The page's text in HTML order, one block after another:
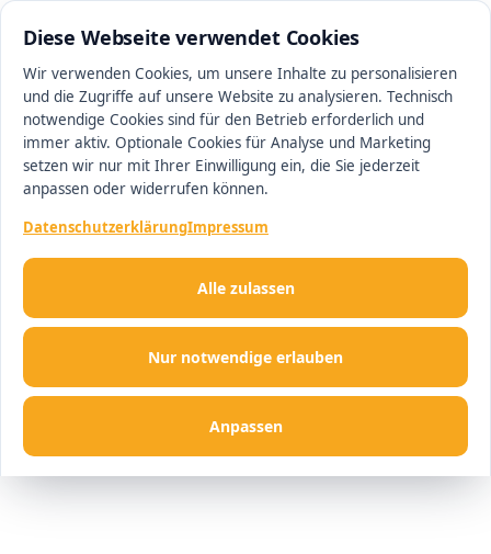
Diese Webseite verwendet Cookies
Wir verwenden Cookies, um unsere Inhalte zu personalisieren
und die Zugriffe auf unsere Website zu analysieren. Technisch
notwendige Cookies sind für den Betrieb erforderlich und
immer aktiv. Optionale Cookies für Analyse und Marketing
setzen wir nur mit Ihrer Einwilligung ein, die Sie jederzeit
anpassen oder widerrufen können.
DatenschutzerklärungImpressum
Nur notwendige erlauben
Anpassen
Alle zulassen